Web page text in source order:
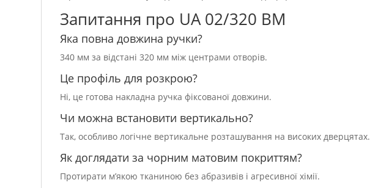
Запитання про UA 02/320 BM
Яка повна довжина ручки?
340 мм за відстані 320 мм між центрами отворів.
Це профіль для розкрою?
Ні, це готова накладна ручка фіксованої довжини.
Чи можна встановити вертикально?
Так, особливо логічне вертикальне розташування на високих дверцятах.
Як доглядати за чорним матовим покриттям?
Протирати м’якою тканиною без абразивів і агресивної хімії.